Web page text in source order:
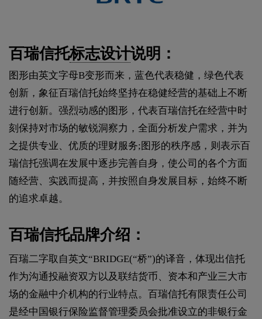
百瑞信托标志设计说明：
图形由英文字母B变形而来，蓝色代表稳健，绿色代表
创新，象征百瑞信托始终坚持在稳健经营的基础上不断
进行创新。强烈动感的图形，代表百瑞信托在经营中时
刻保持对市场的敏锐洞察力，全面分析发户需求，并为
之提供专业、优质的理财服务;图形的秩序感，则表示百
瑞信托强调在发展中逐步完善自身，使公司的各个方面
随经营、实践而提高，并按照自身发展目标，始终不断
的追求卓越。
百瑞信托品牌介绍：
百瑞二字取自英文“BRIDGE(“桥”)的译音，体现出信托
作为沟通投融资双方以及联结货币、资本和产业三大市
场的金融中介机构的行业特点。百瑞信托有限责任公司
是经中国银行保险监督管理委员会批准设立的非银行金